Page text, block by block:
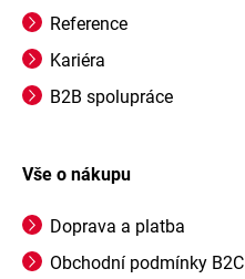
Reference
Kariéra
B2B spolupráce
Vše o nákupu
Doprava a platba
Obchodní podmínky B2C